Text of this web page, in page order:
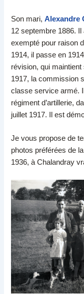
Son mari,Alexandre
12 septembre 1886.
exempté pour raison
1914, il passe en
révision, qui
1917, la commission
classe service armé.
régiment d’artillerie,
juillet 1917. Il est
Je vous propose de
photos préférées de
1936, à Chalandray